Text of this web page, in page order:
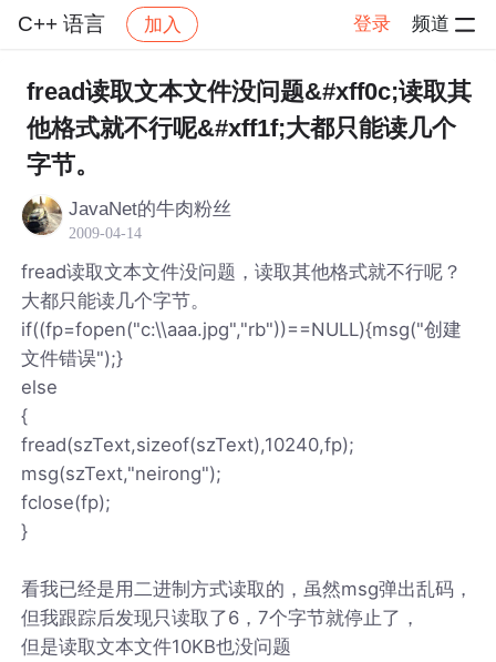
C++ 语言 加入 登录 频道
社区 C++ 语言 帖子详情
fread读取文本文件没问题&#xff0c;读取其
他格式就不行呢&#xff1f;大都只能读几个
字节。
JavaNet的牛肉粉丝
2009-04-14
fread读取文本文件没问题，读取其他格式就不行呢？
大都只能读几个字节。
if((fp=fopen("c:\\aaa.jpg","rb"))==NULL){msg("创建
文件错误");}
else
{
fread(szText,sizeof(szText),10240,fp);
msg(szText,"neirong");
fclose(fp);
}
看我已经是用二进制方式读取的，虽然msg弹出乱码，
但我跟踪后发现只读取了6，7个字节就停止了，
但是读取文本文件10KB也没问题